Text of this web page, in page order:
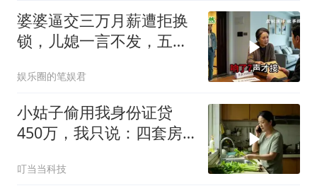
婆婆逼交三万月薪遭拒换
锁，儿媳一言不发，五天
娱乐圈的笔娱君
小姑子偷用我身份证贷
450万，我只说：四套房
叮当当科技